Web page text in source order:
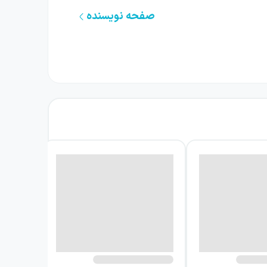
مربوط می‌شوند. هر پاسخ، پرسش تازه‌ای
مختلف پرونده‌ای پیچیده را آشکار می‌کند و
پیشین را به‌تدریج در اختیار مخاطب می‌گذارد.
صفحه نویسنده